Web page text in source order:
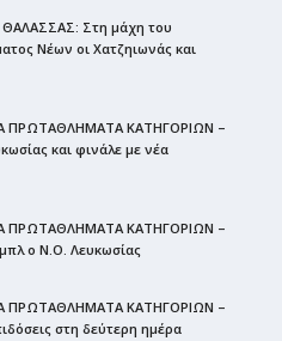
Στη μάχη του
Νέων οι Χατζηιωνάς και
ΠΡΩΤΑΘΛΗΜΑΤΑ ΚΑΤΗΓΟΡΙΩΝ –
και φινάλε με νέα
ΠΡΩΤΑΘΛΗΜΑΤΑ ΚΑΤΗΓΟΡΙΩΝ –
ο Ν.Ο. Λευκωσίας
ΠΡΩΤΑΘΛΗΜΑΤΑ ΚΑΤΗΓΟΡΙΩΝ –
στη δεύτερη ημέρα